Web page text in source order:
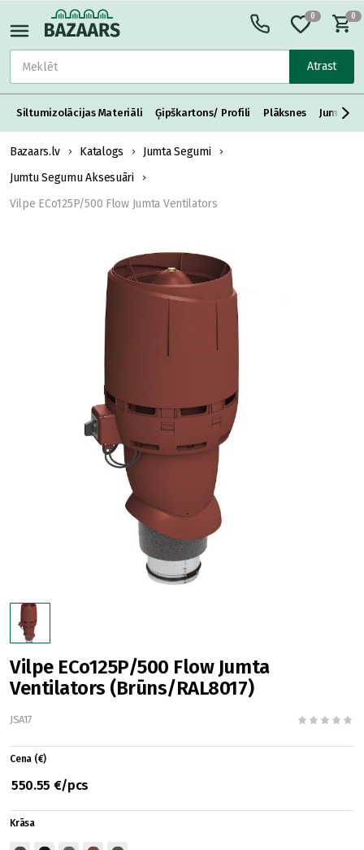
Atrast
0 0
Siltumizolācijas Materiāli Ģipškartons/ Profili Plāksnes Jumta
Bazaars.lv Katalogs
Jumta Segumi
Jumtu Segumu Aksesuāri
Vilpe ECo125P/500 Flow Jumta Ventilators
Vilpe ECo125P/500 Flow Jumta
Ventilators (Brūns/RAL8017)
JSA17
Cena (€)
550.55 €/pcs
Krāsa